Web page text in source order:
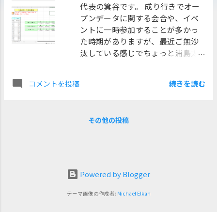
代表の箕谷です。 成り行きでオー
プンデータに関する会合や、イベ
ントに一時参加することが多かっ
た時期がありますが、最近ご無沙
汰している感じでちょっと浦島太
ータを地図にプロットしてみよう
第1章 作業方針を検討する まず
PowerBIで表現する」をゴールに
しようと思います。 PowerBIの概
要等は、本記事では割愛しまし
コメントを投稿 続きを読む
その他の投稿
Powered by Blogger
テーマ画像の作成者: Michael Elkan